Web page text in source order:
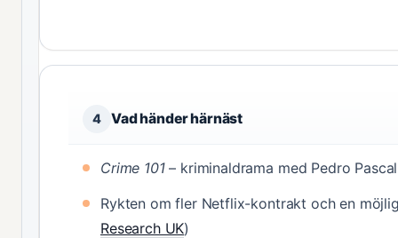
4 Vad händer härnäst
Crime 101– kriminaldrama med Pedro
Rykten om fler Netflix-kontrakt och en
Research UK)